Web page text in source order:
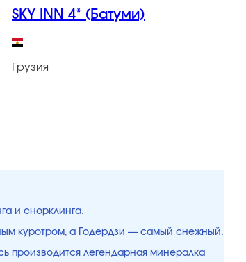
SKY INN 4* (Батуми)
Грузия
и снорклинга.
куротром, а Годердзи — самый снежный.
производится легендарная минералка